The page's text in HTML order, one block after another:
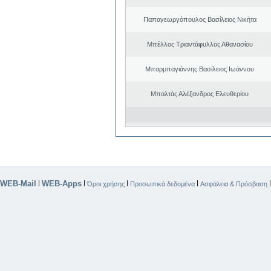
Παπαγεωργόπουλος Βασίλειος Νικήτα
Μπέλλος Τριαντάφυλλος Αθανασίου
Μπαρμπαγιάννης Βασίλειος Ιωάννου
Μπαλτάς Αλέξανδρος Ελευθερίου
WEB-Mail | WEB-Apps |Όροι χρήσης | Προσωπικά δεδομένα | Ασφάλεια & Πρόσβαση